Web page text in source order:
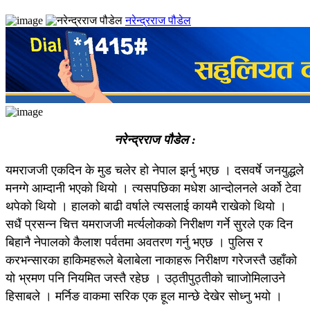
नरेन्द्रराज पौडेल
नरेन्द्रराज पौडेल :
यमराजजी एकदिन के मुड चलेर हो नेपाल झर्नु भएछ । दसवर्षे जनयुद्धले
मनग्गे आम्दानी भएको थियो । त्यसपछिका मधेश आन्दोलनले अर्को टेवा
थपेको थियो । हालको बाढी वर्षाले त्यसलाई कायमै राखेको थियो ।
सधैं प्रसन्न चित्त यमराजजी मर्त्यलोकको निरीक्षण गर्ने सुरले एक दिन
बिहानै नेपालको कैलाश पर्वतमा अवतरण गर्नु भएछ । पुलिस र
करभन्सारका हाकिमहरूले बेलाबेला नाकाहरू निरीक्षण गरेजस्तै उहाँको
यो भ्रमण पनि नियमित जस्तै रहेछ । उठ्तीपुठ्तीको चााजोमिलाउने
हिसाबले । मर्निङ वाकमा सरिक एक हूल मान्छे देखेर सोध्नु भयो ।